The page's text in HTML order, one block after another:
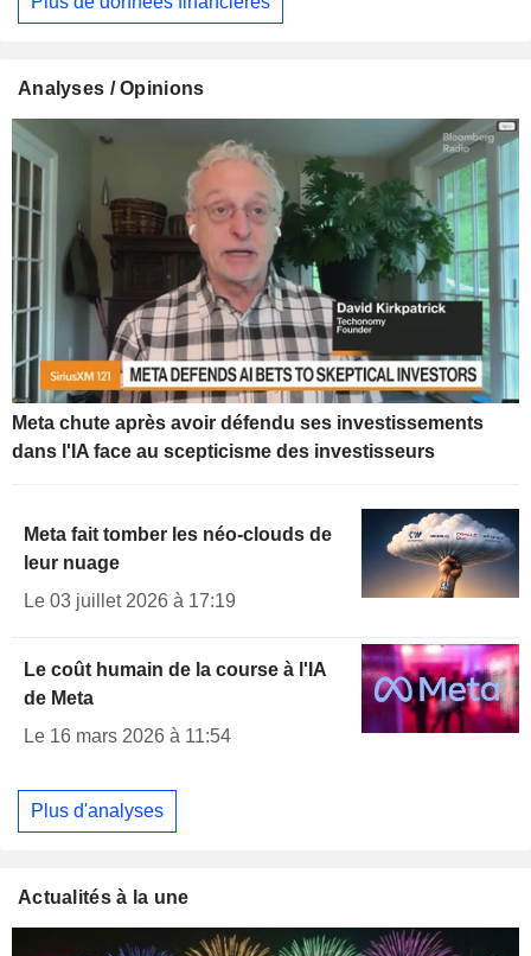
Analyses / Opinions
Meta chute après avoir défendu ses investissements
dans l'IA face au scepticisme des investisseurs
Meta fait tomber les néo-clouds de
leur nuage
Le 03 juillet 2026 à 17:19
Le coût humain de la course à l'IA
de Meta
Le 16 mars 2026 à 11:54
Plus d'analyses
Actualités à la une